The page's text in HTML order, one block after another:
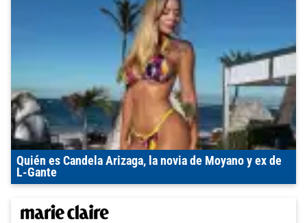
Quién es Candela Arizaga, la novia de Moyano y ex de
L-Gante